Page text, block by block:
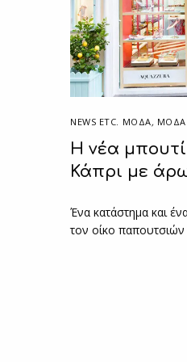
NEWS ETC. ΜΌΔΑ, ΜΟΔΑ
Η νέα
Κάπρι με
Ένα κατάστημα και
τον οίκο